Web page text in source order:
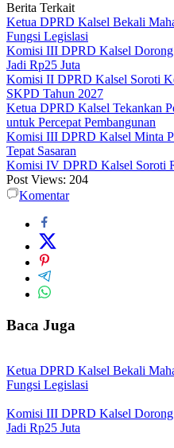
Berita Terkait
Ketua DPRD Kalsel Bekali
Fungsi Legislasi
Komisi III DPRD Kalsel
Jadi Rp25 Juta
Komisi II DPRD Kalsel Soroti
SKPD Tahun 2027
Ketua DPRD Kalsel Tekankan
untuk Percepat Pembangunan
Komisi III DPRD Kalsel Minta
Tepat Sasaran
Komisi IV DPRD Kalsel Soroti
Post Views: 204
Komentar
Baca Juga
Ketua DPRD Kalsel Bekali
Fungsi Legislasi
Komisi III DPRD Kalsel
Jadi Rp25 Juta